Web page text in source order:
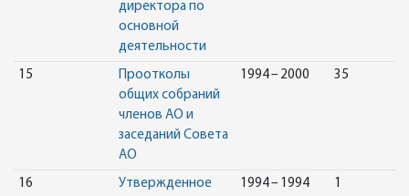
директора по
основной
деятельности
15
Проотколы
общих собраний
членов АО и
заседаний Совета
АО
1994 – 2000 35
16
Утвержденное
1994 – 1994 1